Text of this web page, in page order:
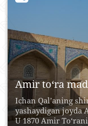
Amir to‘ra
Ichan Qal’aning
yashaydigan joyda
U 1870 Amir